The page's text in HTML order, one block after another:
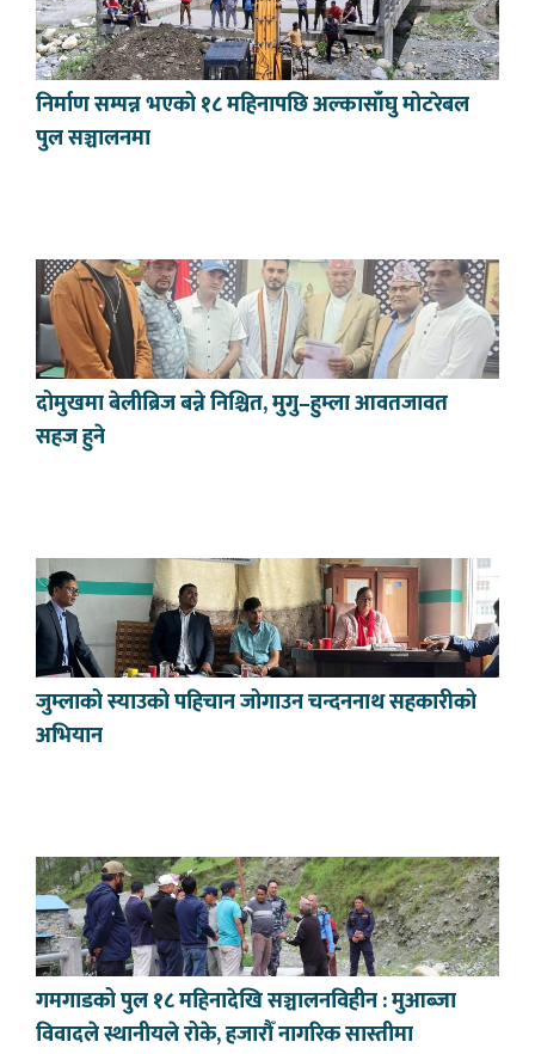
निर्माण सम्पन्न भएको १८ महिनापछि अल्कासाँघु मोटरेबल
पुल सञ्चालनमा
दोमुखमा बेलीब्रिज बन्ने निश्चित, मुगु–हुम्ला आवतजावत
सहज हुने
जुम्लाको स्याउको पहिचान जोगाउन चन्दननाथ सहकारीको
अभियान
गमगाडको पुल १८ महिनादेखि सञ्चालनविहीन : मुआब्जा
विवादले स्थानीयले रोके, हजारौँ नागरिक सास्तीमा